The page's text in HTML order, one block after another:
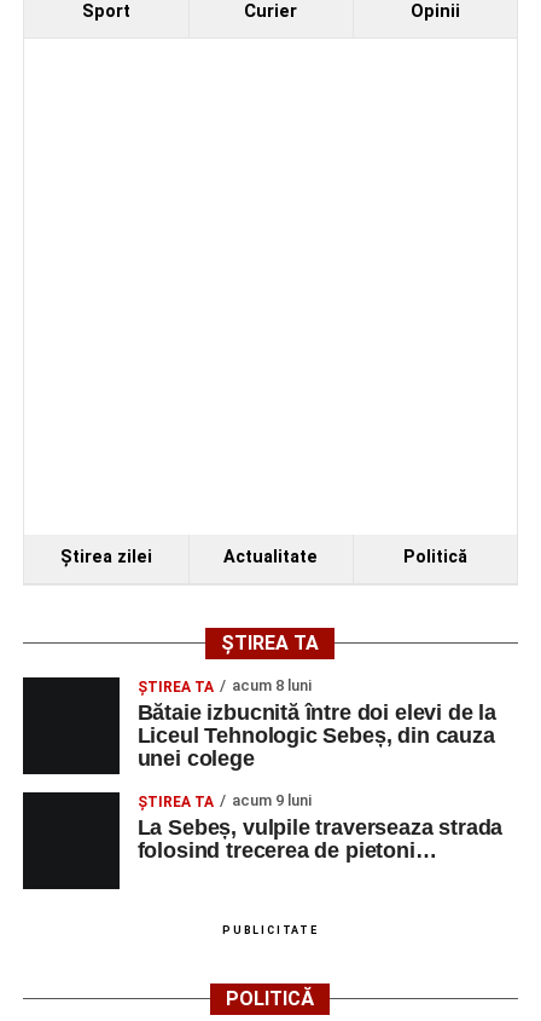
Sport Curier Opinii
Ştirea zilei Actualitate Politică
ȘTIREA TA
ŞTIREA TA acum 8 luni
Bătaie izbucnită între doi elevi de la
Liceul Tehnologic Sebeș, din cauza
unei colege
ŞTIREA TA acum 9 luni
La Sebeș, vulpile traverseaza strada
folosind trecerea de pietoni…
PUBLICITATE
POLITICĂ